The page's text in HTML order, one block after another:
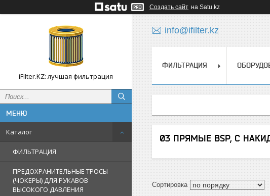
Создать сайт на Satu.kz
iFilter.KZ: лучшая фильтрация
Каталог
ФИЛЬТРАЦИЯ
ПРЕДОХРАНИТЕЛЬНЫЕ ТРОСЫ
(ЧОКЕРЫ) ДЛЯ РУКАВОВ
ВЫСОКОГО ДАВЛЕНИЯ
info@ifilter.kz
ФИЛЬТРАЦИЯ
03 ПРЯМЫЕ BSP, С